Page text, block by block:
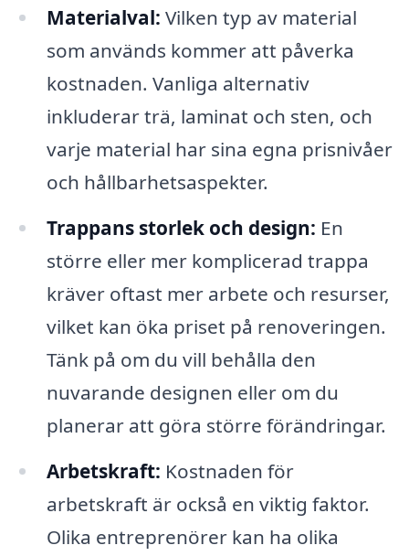
Materialval: Vilken typ av material
som används kommer att påverka
kostnaden. Vanliga alternativ
inkluderar trä, laminat och sten, och
varje material har sina egna prisnivåer
och hållbarhetsaspekter.
Trappans storlek och design: En
större eller mer komplicerad trappa
kräver oftast mer arbete och resurser,
vilket kan öka priset på renoveringen.
Tänk på om du vill behålla den
nuvarande designen eller om du
planerar att göra större förändringar.
Arbetskraft: Kostnaden för
arbetskraft är också en viktig faktor.
Olika entreprenörer kan ha olika